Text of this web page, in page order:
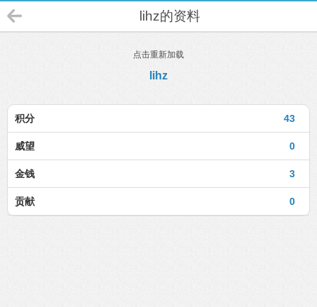
lihz的资料
点击重新加载
lihz
43
积分
0
威望
3
金钱
0
贡献